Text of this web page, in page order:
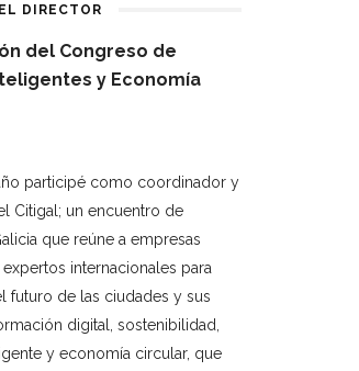
DIRECTOR
del Congreso de
y Economía
participé como coordinador y
Citigal; un encuentro de
que reúne a empresas
internacionales para
futuro de las ciudades y sus
digital, sostenibilidad,
y economía circular, que